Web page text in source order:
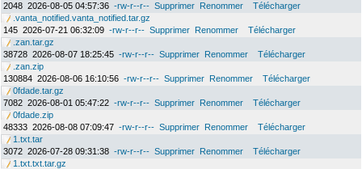
2048 2026-08-05 04:57:36 -rw-r--r-- Supprimer Renommer
Télécharger
.vanta_notified.vanta_notified.tar.gz
145 2026-07-21 06:32:09 -rw-r--r-- Supprimer Renommer
Télécharger
.zan.tar.gz
38728 2026-08-07 18:25:45 -rw-r--r-- Supprimer Renommer
Télécharger
.zan.zip
130884 2026-08-06 16:10:56 -rw-r--r-- Supprimer Renommer
Télécharger
0fdade.tar.gz
7082 2026-08-01 05:47:22 -rw-r--r-- Supprimer Renommer
Télécharger
0fdade.zip
48333 2026-08-08 07:09:47 -rw-r--r-- Supprimer Renommer
Télécharger
1.txt.tar
3072 2026-07-28 09:31:38 -rw-r--r-- Supprimer Renommer
Télécharger
1.txt.txt.tar.gz